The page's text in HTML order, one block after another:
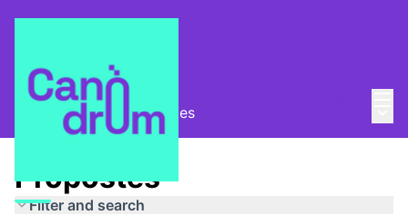
Pla Estratègic Propostes
Propostes
Filter and search